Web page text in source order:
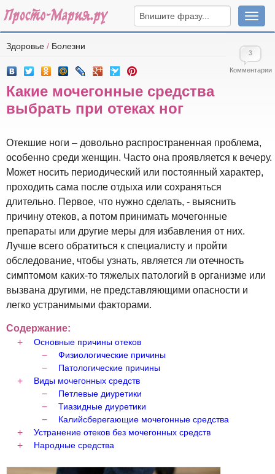
Здоровье / Болезни
3
Комментарии
Какие мочегонные средства
выбрать при отеках ног
Отекшие ноги – довольно распространенная проблема,
особенно среди женщин. Часто она проявляется к вечеру.
Может носить периодический или постоянный характер,
проходить сама после отдыха или сохраняться
длительно. Первое, что нужно сделать, - выяснить
причину отеков, а потом принимать мочегонные
препараты или другие меры для избавления от них.
Лучше всего обратиться к специалисту и пройти
обследование, чтобы узнать, является ли отечность
симптомом каких-то тяжелых патологий в организме или
вызвана другими, не представляющими опасности и
легко устранимыми факторами.
Содержание:
Основные причины отеков
Физиологические причины
Патологические причины
Виды мочегонных средств
Петлевые диуретики
Тиазидные диуретики
Калийсберегающие мочегонные средства
Устранение отеков без мочегонных средств
Народные средства